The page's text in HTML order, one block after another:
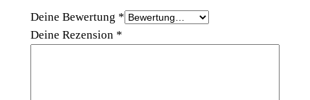
Deine Bewertung *
Deine Rezension *